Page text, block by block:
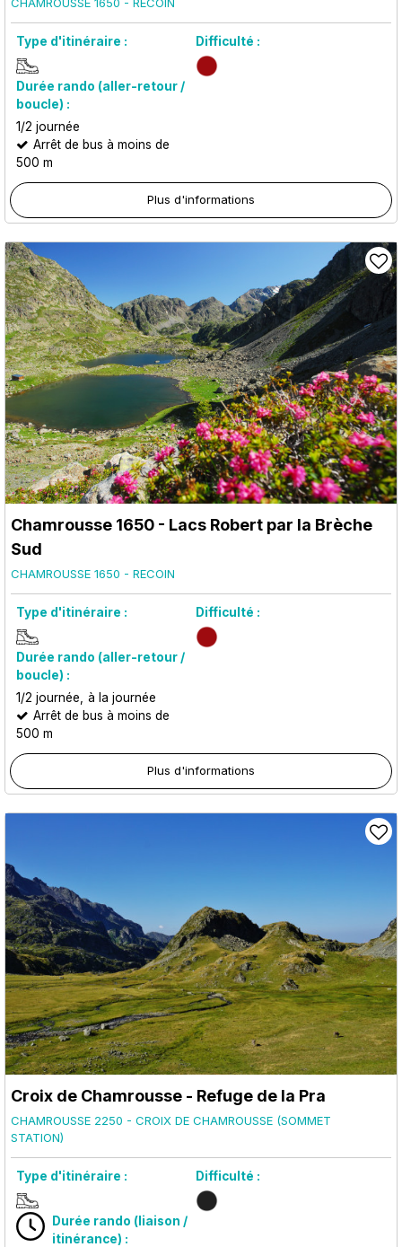
Type d'itinéraire : Difficulté :
Durée rando (aller-retour /
boucle) :
1/2 journée
Arrêt de bus à moins de
500 m
Plus d'informations
Chamrousse 1650 - Lacs Robert par la Brèche
Sud
CHAMROUSSE 1650 - RECOIN
Type d'itinéraire : Difficulté :
Durée rando (aller-retour /
boucle) :
1/2 journée
à la journée
Arrêt de bus à moins de
500 m
Plus d'informations
Croix de Chamrousse - Refuge de la Pra
CHAMROUSSE 2250 - CROIX DE CHAMROUSSE (SOMMET
STATION)
Type d'itinéraire : Difficulté :
Durée rando (liaison /
itinérance) :